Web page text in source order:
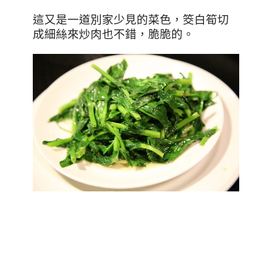
這又是一道別家少見的菜色，筊白筍切
成細絲來炒肉也不錯，脆脆的。